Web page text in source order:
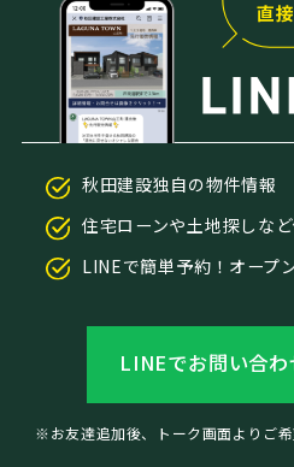
秋田建設独自の物件情報
住宅ローンや土地探しな
LINEで簡単予約！オープ
LINEでお問い合わ
※お友達追加後、トーク画面よりご希